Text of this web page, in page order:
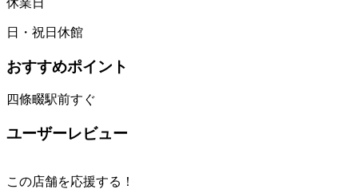
休業日
日・祝日休館
おすすめポイント
四條畷駅前すぐ
ユーザーレビュー
この店舗を応援する！